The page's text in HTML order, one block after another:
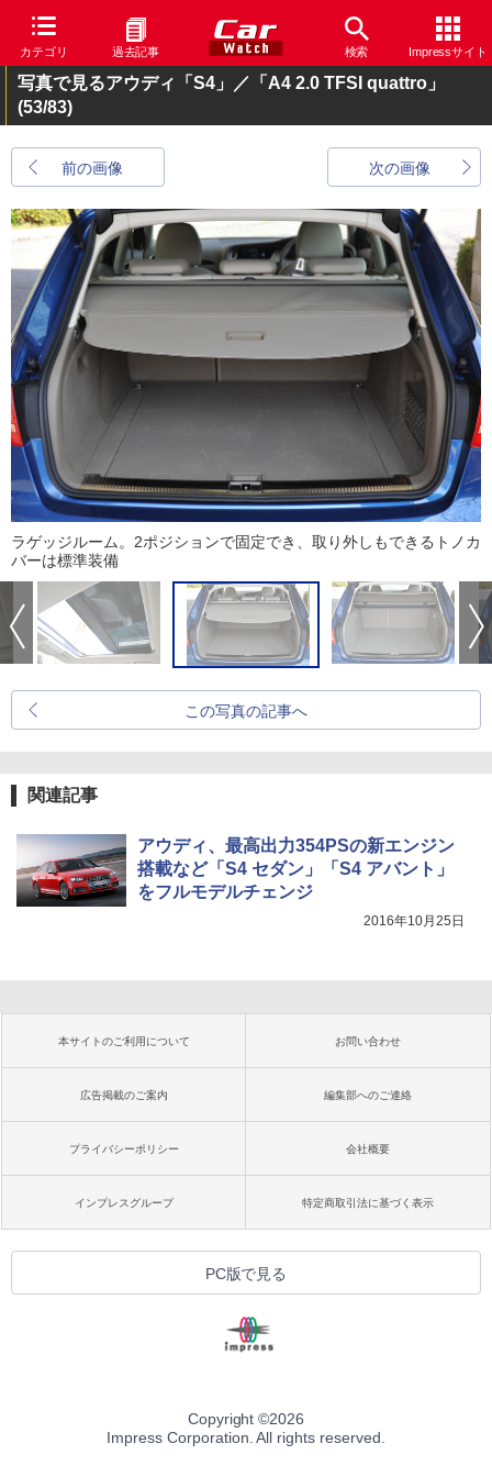
カテゴリ 過去記事 検索 Impressサイト
写真で見るアウディ「S4」／「A4 2.0 TFSI quattro」
(53/83)
前の画像 次の画像
ラゲッジルーム。2ポジションで固定でき、取り外しもできるトノカ
バーは標準装備
この写真の記事へ
関連記事
アウディ、最高出力354PSの新エンジン
搭載など「S4 セダン」「S4 アバント」
をフルモデルチェンジ
2016年10月25日
本サイトのご利用について お問い合わせ
広告掲載のご案内 編集部へのご連絡
プライバシーポリシー 会社概要
インプレスグループ 特定商取引法に基づく表示
PC版で見る
Copyright ©2026
Impress Corporation. All rights reserved.